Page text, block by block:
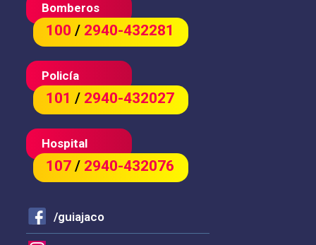
Bomberos
100/ 2940-432281
Policía
101/ 2940-432027
Hospital
107/ 2940-432076
/guiajaco